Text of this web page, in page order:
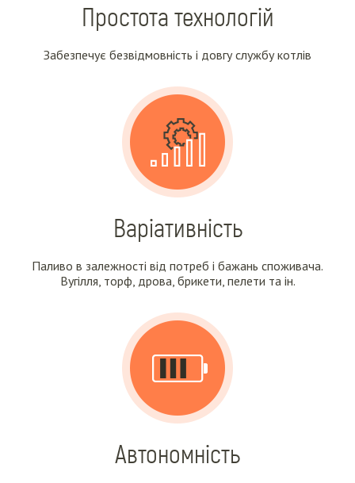
Простота технологій
Забезпечує безвідмовність і довгу службу котлів
Варіативність
Паливо в залежності від потреб і бажань споживача.
Вугілля, торф, дрова, брикети, пелети та ін.
Автономність